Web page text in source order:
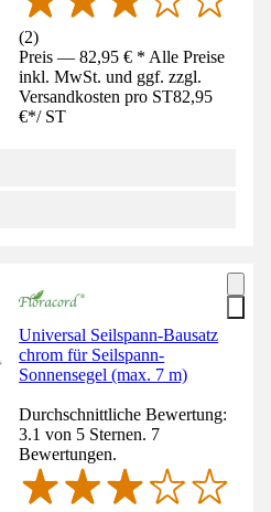
(2)
Preis — 82,95 € * Alle Preise
inkl. MwSt. und ggf. zzgl.
Versandkosten pro ST82,95
€*/ ST
Universal Seilspann-Bausatz
chrom für Seilspann-
Sonnensegel (max. 7 m)
Durchschnittliche Bewertung:
3.1 von 5 Sternen. 7
Bewertungen.